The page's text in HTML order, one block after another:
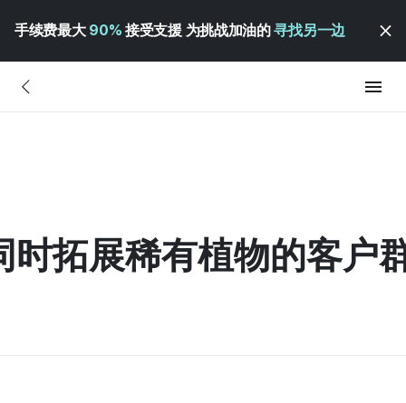
手续费最大 90% 接受支援 为挑战加油的寻找另一边
时拓展稀有植物的客户